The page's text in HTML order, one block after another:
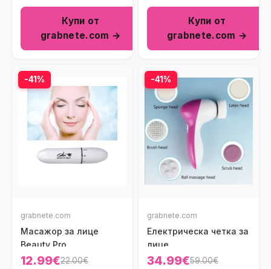
Купи от
grabnete.com →
Купи от
grabnete.com →
-41%
grabnete.com
Масажор за лице
Beauty Pro
12.99€22.00€
-41%
grabnete.com
Електрическа четка за
лице
34.99€59.00€